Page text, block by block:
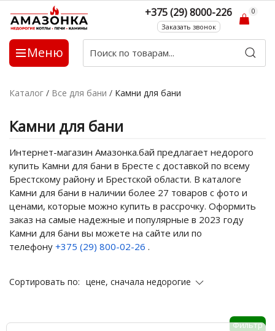
Меню
+375 (29) 8000-226
Заказать звонок
0
Каталог / Все для бани / Камни для бани
Камни для бани
Интернет-магазин Амазонка.бай предлагает недорого
купить Камни для бани в Бресте с доставкой по всему
Брестскому району и Брестской области. В каталоге
Камни для бани в наличии более 27 товаров с фото и
ценами, которые можно купить в рассрочку. Оформить
заказ на самые надежные и популярные в 2023 году
Камни для бани вы можете на сайте или по
телефону +375 (29) 800-02-26 .
Сортировать по: цене, сначала недорогие
Фильтр